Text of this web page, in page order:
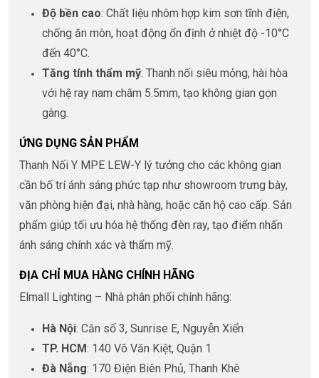
Độ bền cao: Chất liệu nhôm hợp kim sơn tĩnh điện,
chống ăn mòn, hoạt động ổn định ở nhiệt độ -10°C
đến 40°C.
Tăng tính thẩm mỹ: Thanh nối siêu mỏng, hài hòa
với hệ ray nam châm 5.5mm, tạo không gian gọn
gàng.
ỨNG DỤNG SẢN PHẨM
Thanh Nối Y MPE LEW-Y lý tưởng cho các không gian
cần bố trí ánh sáng phức tạp như showroom trưng bày,
văn phòng hiện đại, nhà hàng, hoặc căn hộ cao cấp. Sản
phẩm giúp tối ưu hóa hệ thống đèn ray, tạo điểm nhấn
ánh sáng chính xác và thẩm mỹ.
ĐỊA CHỈ MUA HÀNG CHÍNH HÃNG
Elmall Lighting – Nhà phân phối chính hãng:
Hà Nội: Căn số 3, Sunrise E, Nguyễn Xiển
TP. HCM: 140 Võ Văn Kiệt, Quận 1
Đà Nẵng: 170 Điện Biên Phủ, Thanh Khê